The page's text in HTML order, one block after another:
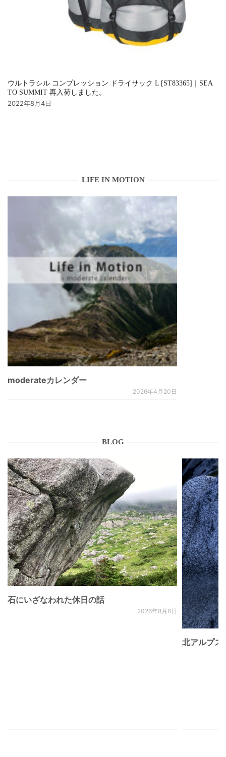
ウルトラシル コンプレッション ドライサック L [ST83365]｜SEA
TO SUMMIT 再入荷しました。
2022年8月4日
LIFE IN MOTION
moderateカレンダー
2026年4月20日
BLOG
石にいざなわれた休日の話
2026年8月6日
北アルプ